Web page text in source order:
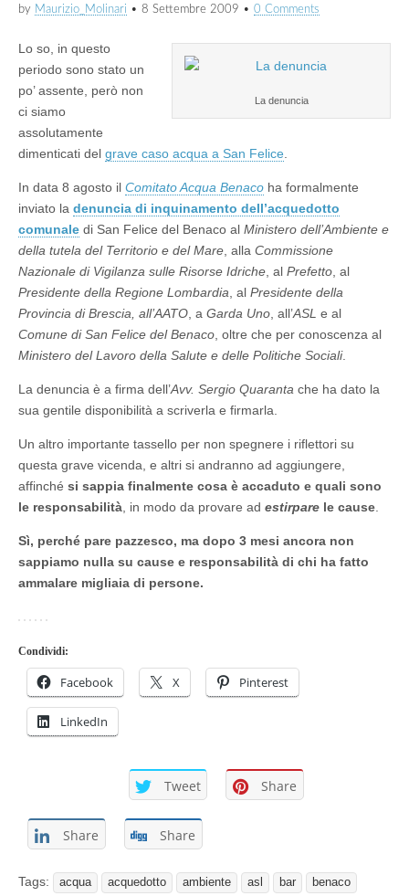
by Maurizio_Molinari • 8 Settembre 2009 • 0 Comments
La denuncia
Lo so, in questo
periodo sono stato un
po’ assente, però non
ci siamo
assolutamente
dimenticati del grave caso acqua a San Felice
In data 8 agosto il Comitato Acqua Benaco ha formalmente
inviato la denuncia di inquinamento dell’acquedotto
comunale di San Felice del Benaco al Ministero dell’Ambiente e
della tutela del Territorio e del Mare , alla Commissione
Nazionale di Vigilanza sulle Risorse Idriche , al Prefetto , al
Presidente della Regione Lombardia , al Presidente della
Provincia di Brescia, all’AATO , a Garda Uno , all’ASL e al
Comune di San Felice del Benaco , oltre che per conoscenza al
Ministero del Lavoro della Salute e delle Politiche Sociali.
La denuncia è a firma dell’Avv. Sergio Quaranta che ha dato la
sua gentile disponibilità a scriverla e firmarla.
Un altro importante tassello per non spegnere i riflettori su
questa grave vicenda, e altri si andranno ad aggiungere,
affinché si sappia finalmente cosa è accaduto e quali sono
le responsabilità , in modo da provare ad estirpare le cause
Sì, perché pare pazzesco, ma dopo 3 mesi ancora non
sappiamo nulla su cause e responsabilità di chi ha fatto
ammalare migliaia di persone.
Condividi:
Facebook X Pinterest
LinkedIn
Tweet Share
Share Share
Tags: acqua acquedotto ambiente asl bar
benaco